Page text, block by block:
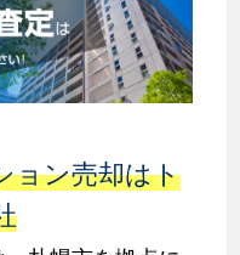
ョン売却はト